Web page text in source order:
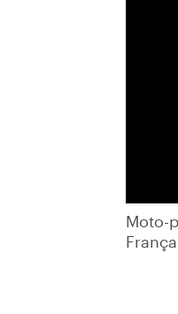
Moto-
Moto-